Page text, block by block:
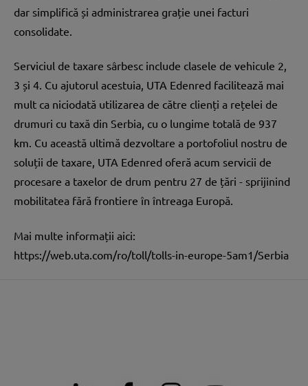
dar simplifică și administrarea grație unei facturi
consolidate.
Serviciul de taxare sârbesc include clasele de vehicule 2,
3 și 4. Cu ajutorul acestuia, UTA Edenred facilitează mai
mult ca niciodată utilizarea de către clienți a rețelei de
drumuri cu taxă din Serbia, cu o lungime totală de 937
km. Cu această ultimă dezvoltare a portofoliul nostru de
soluții de taxare, UTA Edenred oferă acum servicii de
procesare a taxelor de drum pentru 27 de țări - sprijinind
mobilitatea fără frontiere în întreaga Europă.
Mai multe informații aici:
https://web.uta.com/ro/toll/tolls-in-europe-5am1/Serbia